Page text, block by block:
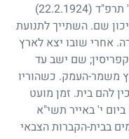
תרפ"ד (22.2.1924)
שם. השתייך לתנועת
אחרי שובו יצא לארץ
; שם ישב עד
משמר-העמק. כשהוריו
להם בית. זמן מועט
ביום י' באייר תשי"א
בבית-הקברות הצבאי